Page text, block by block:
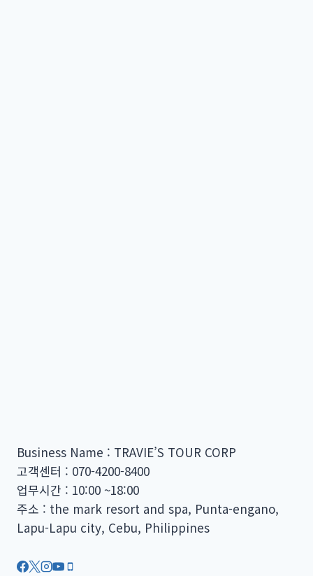
Business Name : TRAVIE’S TOUR CORP
고객센터 : 070-4200-8400
업무시간 : 10:00 ~18:00
주소 : the mark resort and spa, Punta-engano,
Lapu-Lapu city, Cebu, Philippines